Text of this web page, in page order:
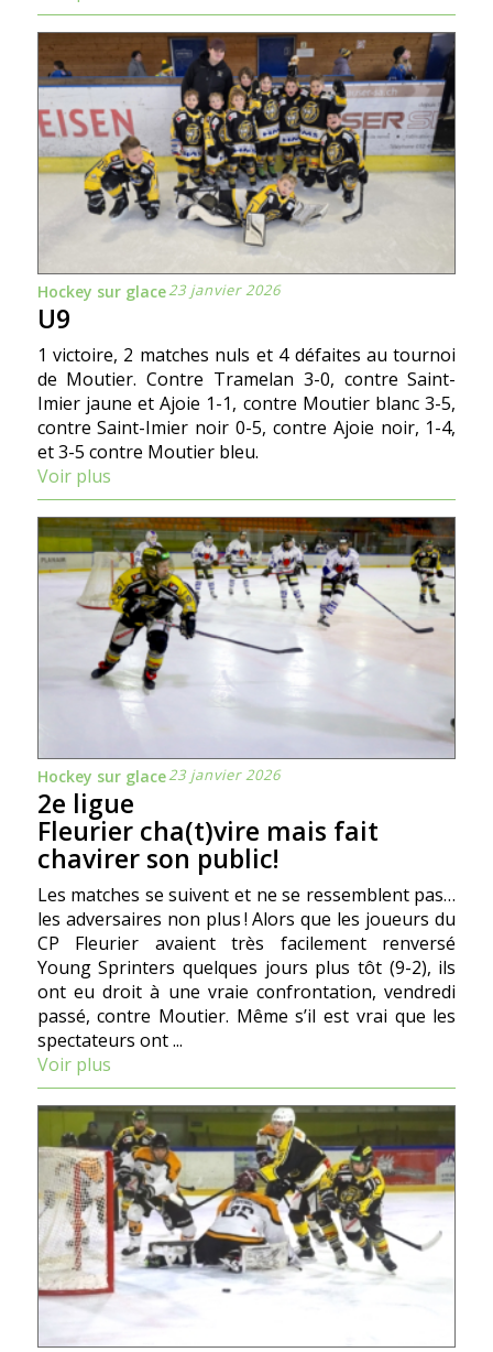
Hockey sur glace23 janvier 2026
U9
1 victoire, 2 matches nuls et 4 défaites au tournoi
de Moutier. Contre Tramelan 3-0, contre Saint-
Imier jaune et Ajoie 1-1, contre Moutier blanc 3-5,
contre Saint-Imier noir 0-5, contre Ajoie noir, 1-4,
et 3-5 contre Moutier bleu.
Voir plus
Hockey sur glace23 janvier 2026
2e ligue
Fleurier cha(t)vire mais fait
chavirer son public!
Les matches se suivent et ne se ressemblent pas…
les adversaires non plus ! Alors que les joueurs du
CP Fleurier avaient très facilement renversé
Young Sprinters quelques jours plus tôt (9-2), ils
ont eu droit à une vraie confrontation, vendredi
passé, contre Moutier. Même s’il est vrai que les
spectateurs ont ...
Voir plus